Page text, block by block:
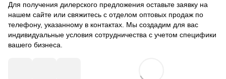
Для получения дилерского предложения оставьте заявку на
нашем сайте или свяжитесь с отделом оптовых продаж по
телефону, указанному в контактах. Мы создадим для вас
индивидуальные условия сотрудничества с учетом специфики
вашего бизнеса.